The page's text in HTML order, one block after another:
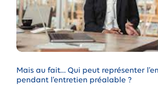
Mais au fait… Qui peut représenter
pendant l’entretien préalable ?